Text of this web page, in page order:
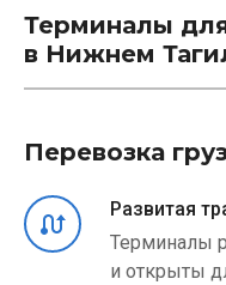
Терминалы
в Нижнем
Перевозка
Развитая
Терминалы
и открыты